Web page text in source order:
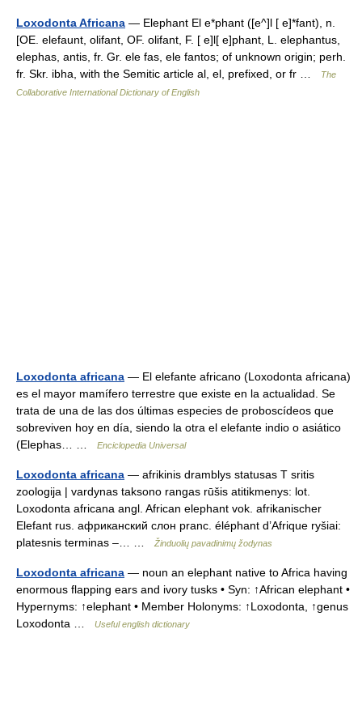
Loxodonta Africana — Elephant El e*phant ([e^]l [ e]*fant), n.
[OE. elefaunt, olifant, OF. olifant, F. [ e]l[ e]phant, L. elephantus,
elephas, antis, fr. Gr. ele fas, ele fantos; of unknown origin; perh.
fr. Skr. ibha, with the Semitic article al, el, prefixed, or fr …
The
Collaborative International Dictionary of English
Loxodonta africana — El elefante africano (Loxodonta africana)
es el mayor mamífero terrestre que existe en la actualidad. Se
trata de una de las dos últimas especies de proboscídeos que
sobreviven hoy en día, siendo la otra el elefante indio o asiático
(Elephas… …
Enciclopedia Universal
Loxodonta africana — afrikinis dramblys statusas T sritis
zoologija | vardynas taksono rangas rūšis atitikmenys: lot.
Loxodonta africana angl. African elephant vok. afrikanischer
Elefant rus. африканский слон pranc. éléphant d’Afrique ryšiai:
platesnis terminas –… …
Žinduolių pavadinimų žodynas
Loxodonta africana — noun an elephant native to Africa having
enormous flapping ears and ivory tusks • Syn: ↑African elephant •
Hypernyms: ↑elephant • Member Holonyms: ↑Loxodonta, ↑genus
Loxodonta …
Useful english dictionary